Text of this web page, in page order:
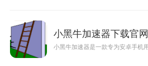
小黑牛加速器下载官网
小黑牛加速器是一款专为安卓手机